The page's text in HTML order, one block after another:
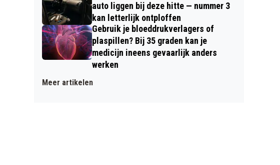
auto liggen bij deze hitte — nummer 3
kan letterlijk ontploffen
Gebruik je bloeddrukverlagers of
plaspillen? Bij 35 graden kan je
medicijn ineens gevaarlijk anders
werken
Meer artikelen